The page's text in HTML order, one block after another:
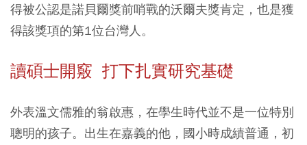
得被公認是諾貝爾獎前哨戰的沃爾夫獎肯定，也是獲
得該獎項的第1位台灣人。
讀碩士開竅 打下扎實研究基礎
外表溫文儒雅的翁啟惠，在學生時代並不是一位特別
聰明的孩子。出生在嘉義的他，國小時成績普通，初